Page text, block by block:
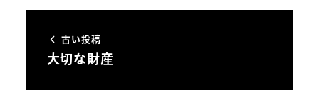
古い投稿
大切な財産